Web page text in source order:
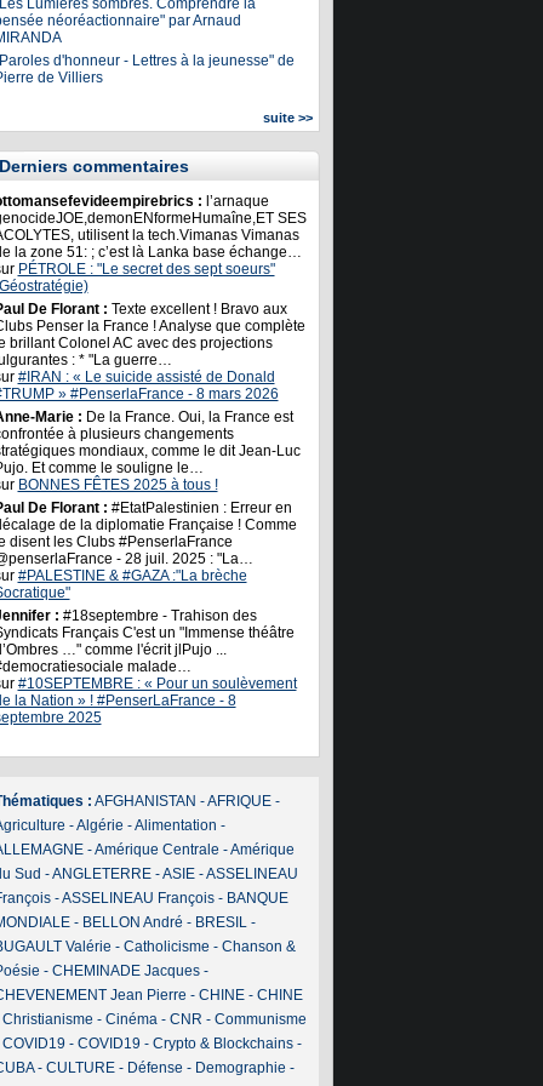
Lumières sombres. Comprendre la
néoréactionnaire" par Arnaud
d'honneur - Lettres à la jeunesse" de
de Villiers
suite >>
Derniers commentaires
: l’arnaque
SES
utilisent la tech.Vimanas Vimanas
la zone 51: ; c’est là Lanka base échange…
PÉTROLE : "Le secret des sept soeurs"
De Florant : Texte excellent ! Bravo aux
Penser la France ! Analyse que complète
brillant Colonel AC avec des projections
: * "La guerre…
#IRAN : « Le suicide assisté de Donald
» #PenserlaFrance - 8 mars 2026
Marie : De la France. Oui, la France est
à plusieurs changements
mondiaux, comme le dit Jean-Luc
Et comme le souligne le…
BONNES FÊTES 2025 à tous !
De Florant : #EtatPalestinien : Erreur en
de la diplomatie Française ! Comme
disent les Clubs #PenserlaFrance
- 28 juil. 2025 : "La…
#PALESTINE & #GAZA :"La brèche
: #18septembre - Trahison des
Français C'est un "Immense théâtre
…" comme l'écrit jlPujo ...
malade…
#10SEPTEMBRE : « Pour un soulèvement
la Nation » ! #PenserLaFrance - 8
2025
: AFGHANISTAN -AFRIQUE-
-Algérie -Alimentation -
-Amérique Centrale -Amérique
Sud -ANGLETERRE-ASIE-ASSELINEAU
-ASSELINEAU François- BANQUE
- BELLON André - BRESIL-
Valérie - Catholicisme - Chanson &
- CHEMINADE Jacques-
Jean Pierre - CHINE- CHINE
Christianisme - Cinéma- CNR - Communisme
COVID19 - COVID19 - Crypto & Blockchains-
- CULTURE- Défense - Demographie -